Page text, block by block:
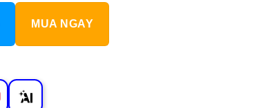
MUA NGAY